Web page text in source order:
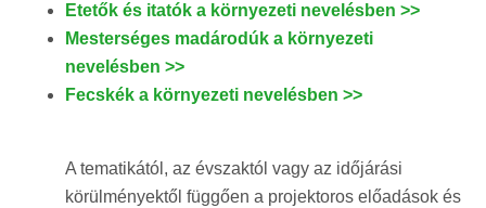
Etetők és itatók a környezeti nevelésben >>
Mesterséges madárodúk a környezeti
nevelésben >>
Fecskék a környezeti nevelésben >>
A tematikától, az évszaktól vagy az időjárási
körülményektől függően a projektoros előadások és